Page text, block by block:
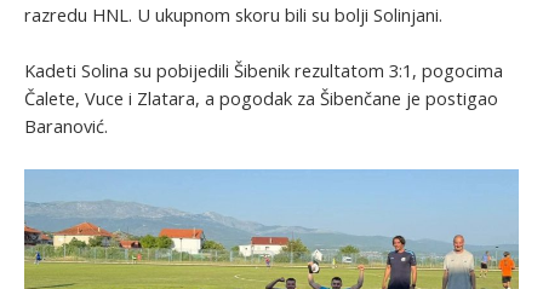
razredu HNL. U ukupnom skoru bili su bolji Solinjani.
Kadeti Solina su pobijedili Šibenik rezultatom 3:1, pogocima
Čalete, Vuce i Zlatara, a pogodak za Šibenčane je postigao
Baranović.